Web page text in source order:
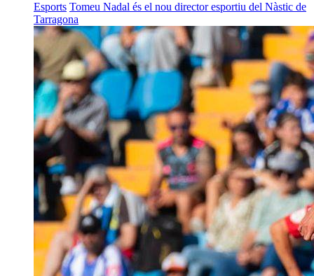
Esports Tomeu Nadal és el nou director esportiu del Nàstic de
Tarragona